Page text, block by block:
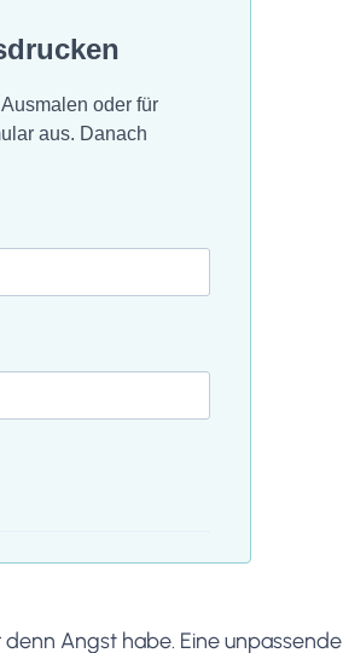
oder für
aus. Danach
Angst habe. Eine unpassende